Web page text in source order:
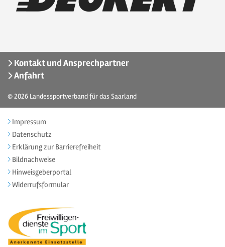
Kontakt und Ansprechpartner
Anfahrt
© 2026 Landessportverband für das Saarland
Impressum
Datenschutz
Erklärung zur Barrierefreiheit
Bildnachweise
Hinweisgeberportal
Widerrufsformular